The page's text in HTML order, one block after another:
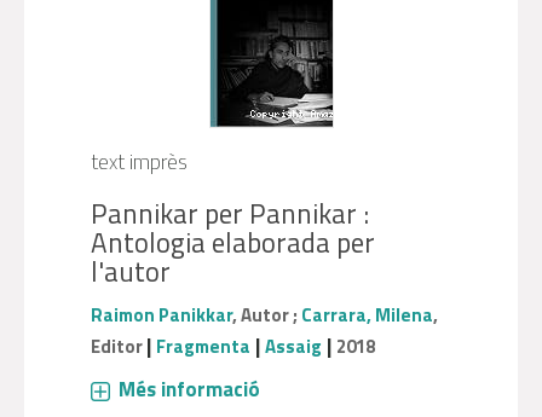
text imprès
Pannikar per Pannikar :
Antologia elaborada per
l'autor
Raimon Panikkar, Autor ; Carrara, Milena,
Editor| Fragmenta |Assaig | 2018
Més informació